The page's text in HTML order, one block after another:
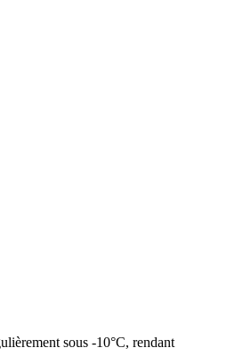
sous -10°C, rendant